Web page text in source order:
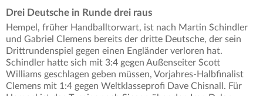
Drei Deutsche in Runde drei raus
Hempel, früher Handballtorwart, ist nach Martin Schindler
und Gabriel Clemens bereits der dritte Deutsche, der sein
Drittrundenspiel gegen einen Engländer verloren hat.
Schindler hatte sich mit 3:4 gegen Außenseiter Scott
Williams geschlagen geben müssen, Vorjahres-Halbfinalist
Clemens mit 1:4 gegen Weltklasseprofi Dave Chisnall. Für